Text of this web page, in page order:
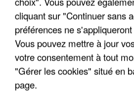
cliquant sur "Continuer sans
préférences ne
Vous pouvez mettre à jour
votre consentement à tout
"Gérer les cookies" situé en
page.